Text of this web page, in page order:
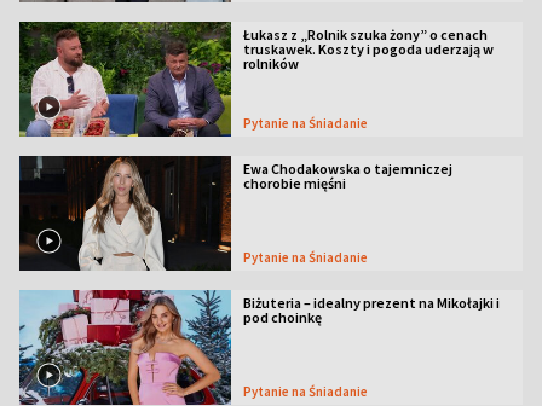
Łukasz z „Rolnik szuka żony” o cenach
truskawek. Koszty i pogoda uderzają w
rolników
Pytanie na Śniadanie
Ewa Chodakowska o tajemniczej
chorobie mięśni
Pytanie na Śniadanie
Biżuteria – idealny prezent na Mikołajki i
pod choinkę
Pytanie na Śniadanie